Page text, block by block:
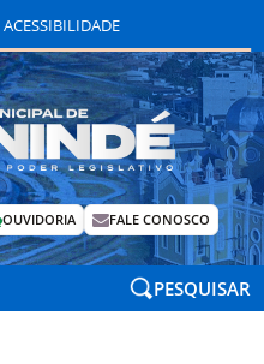
ACESSIBILIDADE
OUVIDORIA FALE CONOSCO
PESQUISAR